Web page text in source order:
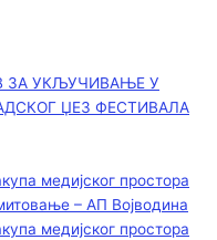
ЗА УКЉУЧИВАЊЕ У
ЏЕЗ ФЕСТИВАЛА
медијског простора
– АП Војводинa
медијског простора